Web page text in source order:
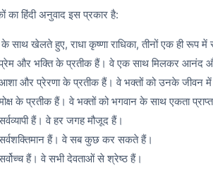
का हिंदी अनुवाद इस प्रकार है:
साथ खेलते हुए, राधा कृष्णा राधिका, तीनों एक ही रूप में
और भक्ति के प्रतीक हैं। वे एक साथ मिलकर आनंद
और प्रेरणा के प्रतीक हैं। वे भक्तों को उनके जीवन
के प्रतीक हैं। वे भक्तों को भगवान के साथ एकता
हैं। वे हर जगह मौजूद हैं।
हैं। वे सब कुछ कर सकते हैं।
हैं। वे सभी देवताओं से श्रेष्ठ हैं।